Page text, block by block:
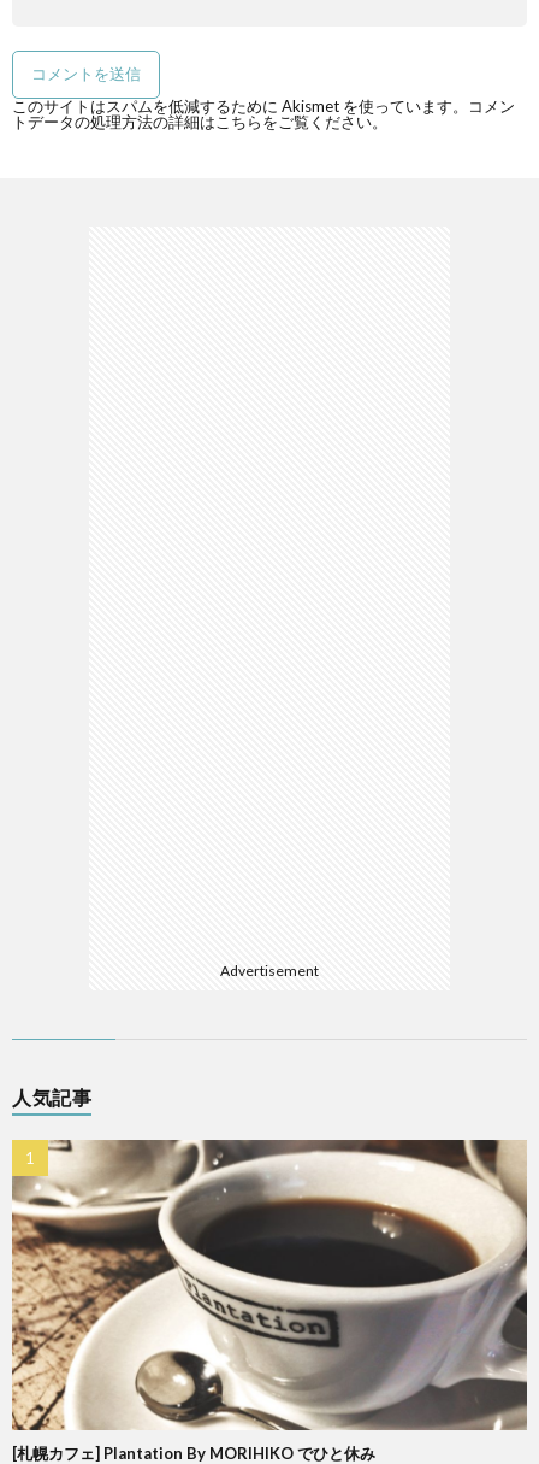
このサイトはスパムを低減するために Akismet を使っています。
コメン
トデータの処理方法の詳細はこちらをご覧ください。
Advertisement
人気記事
[札幌カフェ] Plantation By MORIHIKO でひと休み